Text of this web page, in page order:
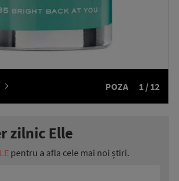
POZA 1 / 12
zilnic Elle
pentru a afla cele mai noi știri.